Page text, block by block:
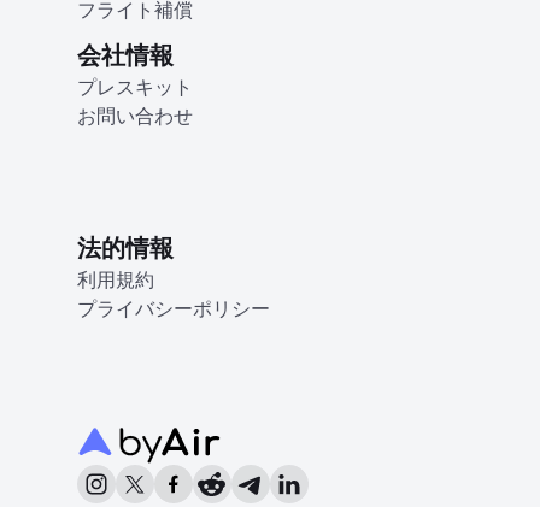
フライト補償
会社情報
プレスキット
お問い合わせ
法的情報
利用規約
プライバシーポリシー